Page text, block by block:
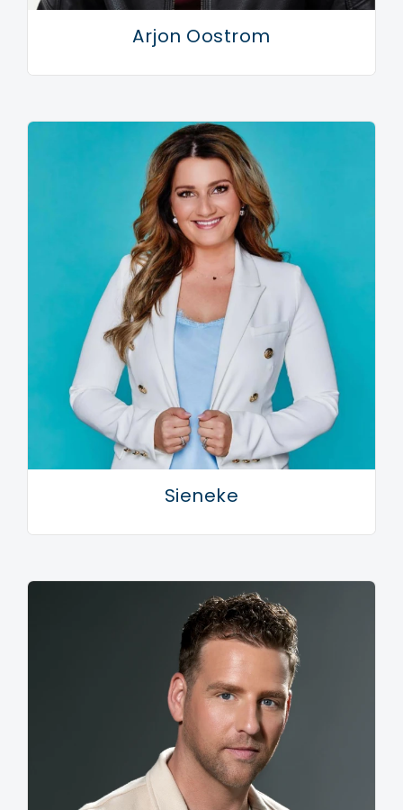
Arjon Oostrom
Sieneke